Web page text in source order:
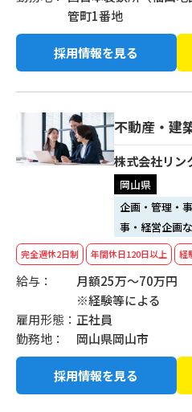
管町1番地
採用情報を見る
不動産・建
株式会社リン
岡山県
企画・管理・
事・経営企画な
完全週休2日制 年間休日120日以上 経
給与：
月額25万～70万円
※経験等による
雇用形態： 正社員
勤務地：
岡山県岡山市
採用情報を見る